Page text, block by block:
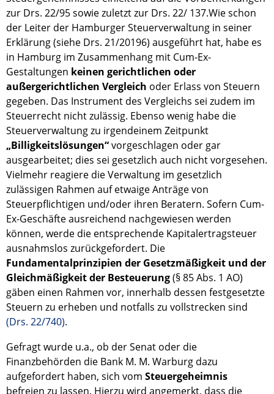
zur Drs. 22/95 sowie zuletzt zur Drs. 22/ 137.Wie schon
der Leiter der Hamburger Steuerverwaltung in seiner
Erklärung (siehe Drs. 21/20196) ausgeführt hat, habe es
in Hamburg im Zusammenhang mit Cum-Ex-
Gestaltungen keinen gerichtlichen oder
außergerichtlichen Vergleich oder Erlass von Steuern
gegeben. Das Instrument des Vergleichs sei zudem im
Steuerrecht nicht zulässig. Ebenso wenig habe die
Steuerverwaltung zu irgendeinem Zeitpunkt
„Billigkeitslösungen“vorgeschlagen oder gar
ausgearbeitet; dies sei gesetzlich auch nicht vorgesehen.
Vielmehr reagiere die Verwaltung im gesetzlich
zulässigen Rahmen auf etwaige Anträge von
Steuerpflichtigen und/oder ihren Beratern. Sofern Cum-
Ex-Geschäfte ausreichend nachgewiesen werden
können, werde die entsprechende Kapitalertragsteuer
ausnahmslos zurückgefordert. Die
Fundamentalprinzipien der Gesetzmäßigkeit und der
Gleichmäßigkeit der Besteuerung(§ 85 Abs. 1 AO)
gäben einen Rahmen vor, innerhalb dessen festgesetzte
Steuern zu erheben und notfalls zu vollstrecken sind
(Drs. 22/740).
Gefragt wurde u.a., ob der Senat oder die
Finanzbehörden die Bank M. M. Warburg dazu
aufgefordert haben, sich vom Steuergeheimnis
befreien zu lassen. Hierzu wird angemerkt, dass die